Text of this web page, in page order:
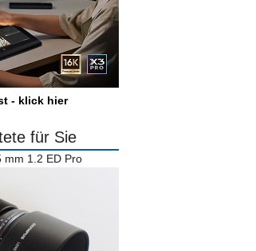
- klick hier
für Sie
mm 1.2 ED Pro